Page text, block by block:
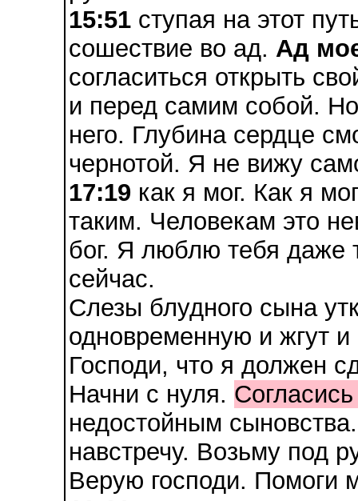
15:51 ступая на этот
сошествие во ад. Ад
согласиться открыть
и перед самим собой.
него. Глубина сердце
чернотой. Я не вижу
17:19 как я мог. Как я
таким. Человекам это
бог. Я люблю тебя даже
сейчас.
Слезы блудного сына
одновременную и жгут
Господи, что я должен
Начни с нуля.
недостойным
навстречу. Возьму под
Верую господи. Помоги